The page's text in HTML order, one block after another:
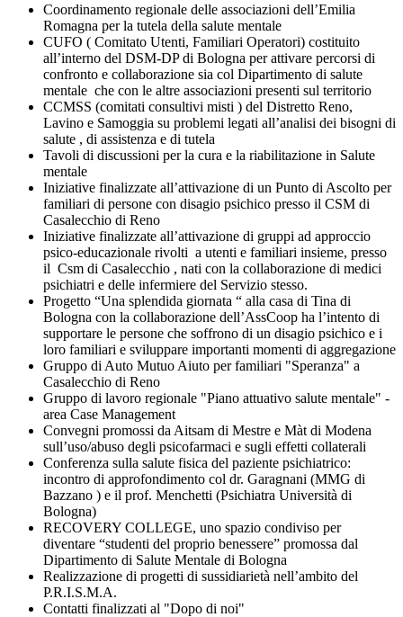
Coordinamento regionale delle associazioni dell’Emilia
Romagna per la tutela della salute mentale
CUFO ( Comitato Utenti, Familiari Operatori) costituito
all’interno del DSM-DP di Bologna per attivare percorsi di
confronto e collaborazione sia col Dipartimento di salute
mentale che con le altre associazioni presenti sul territorio
CCMSS (comitati consultivi misti ) del Distretto Reno,
Lavino e Samoggia su problemi legati all’analisi dei bisogni di
salute , di assistenza e di tutela
Tavoli di discussioni per la cura e la riabilitazione in Salute
mentale
Iniziative finalizzate all’attivazione di un Punto di Ascolto per
familiari di persone con disagio psichico presso il CSM di
Casalecchio di Reno
Iniziative finalizzate all’attivazione di gruppi ad approccio
psico-educazionale rivolti a utenti e familiari insieme, presso
il Csm di Casalecchio , nati con la collaborazione di medici
psichiatri e delle infermiere del Servizio stesso.
Progetto “Una splendida giornata “ alla casa di Tina di
Bologna con la collaborazione dell’AssCoop ha l’intento di
supportare le persone che soffrono di un disagio psichico e i
loro familiari e sviluppare importanti momenti di aggregazione
Gruppo di Auto Mutuo Aiuto per familiari "Speranza" a
Casalecchio di Reno
Gruppo di lavoro regionale "Piano attuativo salute mentale" -
area Case Management
Convegni promossi da Aitsam di Mestre e Màt di Modena
sull’uso/abuso degli psicofarmaci e sugli effetti collaterali
Conferenza sulla salute fisica del paziente psichiatrico:
incontro di approfondimento col dr. Garagnani (MMG di
Bazzano ) e il prof. Menchetti (Psichiatra Università di
Bologna)
RECOVERY COLLEGE, uno spazio condiviso per
diventare “studenti del proprio benessere” promossa dal
Dipartimento di Salute Mentale di Bologna
Realizzazione di progetti di sussidiarietà nell’ambito del
P.R.I.S.M.A.
Contatti finalizzati al "Dopo di noi"